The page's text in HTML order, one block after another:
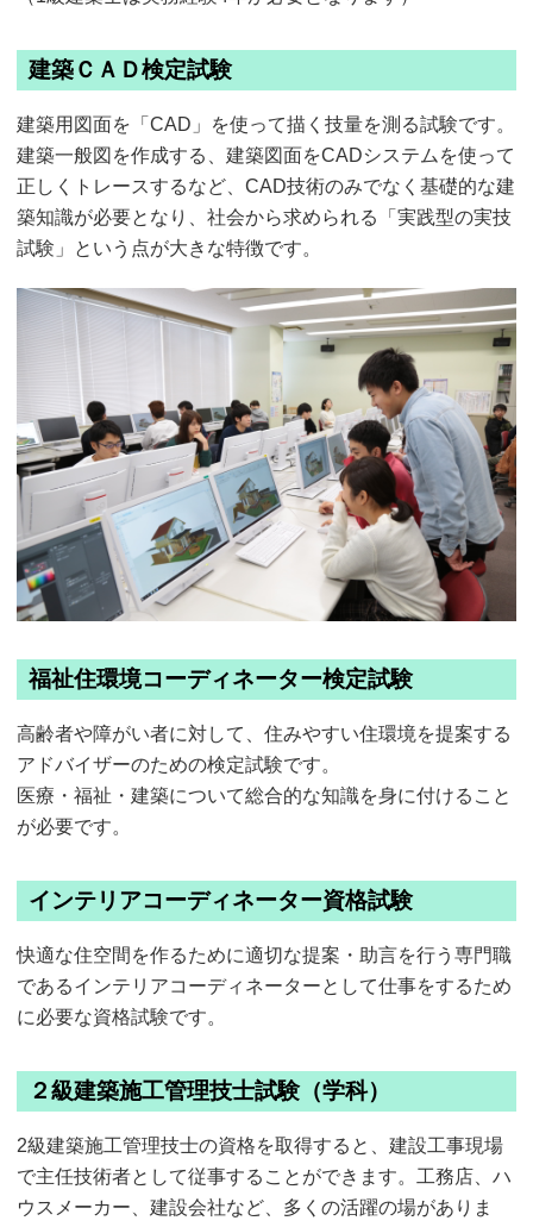
建築ＣＡＤ検定試験
建築用図面を「CAD」を使って描く技量を測る試験です。
建築一般図を作成する、建築図面をCADシステムを使って
正しくトレースするなど、CAD技術のみでなく基礎的な建
築知識が必要となり、社会から求められる「実践型の実技
試験」という点が大きな特徴です。
福祉住環境コーディネーター検定試験
高齢者や障がい者に対して、住みやすい住環境を提案する
アドバイザーのための検定試験です。
医療・福祉・建築について総合的な知識を身に付けること
が必要です。
インテリアコーディネーター資格試験
快適な住空間を作るために適切な提案・助言を行う専門職
であるインテリアコーディネーターとして仕事をするため
に必要な資格試験です。
２級建築施工管理技士試験（学科）
2級建築施工管理技士の資格を取得すると、建設工事現場
で主任技術者として従事することができます。工務店、ハ
ウスメーカー、建設会社など、多くの活躍の場がありま